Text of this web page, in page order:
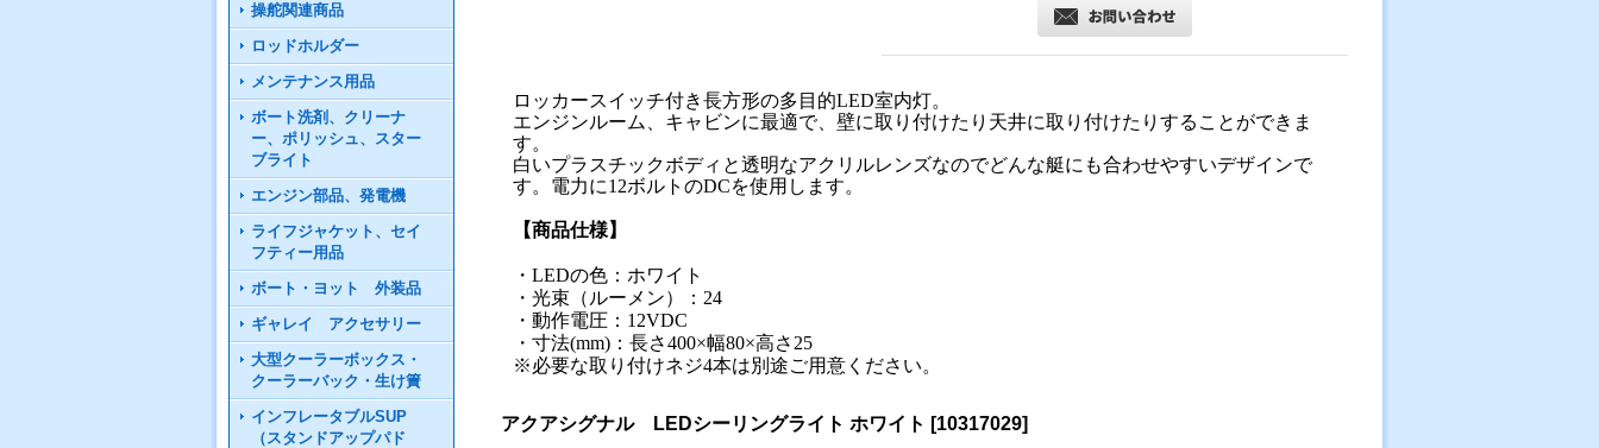
操舵関連商品
ロッドホルダー
メンテナンス用品
ボート洗剤、クリーナ
ー、ポリッシュ、スター
ブライト
エンジン部品、発電機
ライフジャケット、セイ
フティー用品
ボート・ヨット 外装品
ギャレイ アクセサリー
大型クーラーボックス・
クーラーバック・生け簀
インフレータブルSUP
（スタンドアップパド
ロッカースイッチ付き長方形の多目的LED室内灯。
エンジンルーム、キャビンに最適で、壁に取り付けたり天井に取り付けたりすることができま
す。
白いプラスチックボディと透明なアクリルレンズなのでどんな艇にも合わせやすいデザインで
す。電力に12ボルトのDCを使用します。
【商品仕様】
・LEDの色：ホワイト
・光束（ルーメン）：24
・動作電圧：12VDC
・寸法(mm)：長さ400×幅80×高さ25
※必要な取り付けネジ4本は別途ご用意ください。
アクアシグナル LEDシーリングライト ホワイト [10317029]